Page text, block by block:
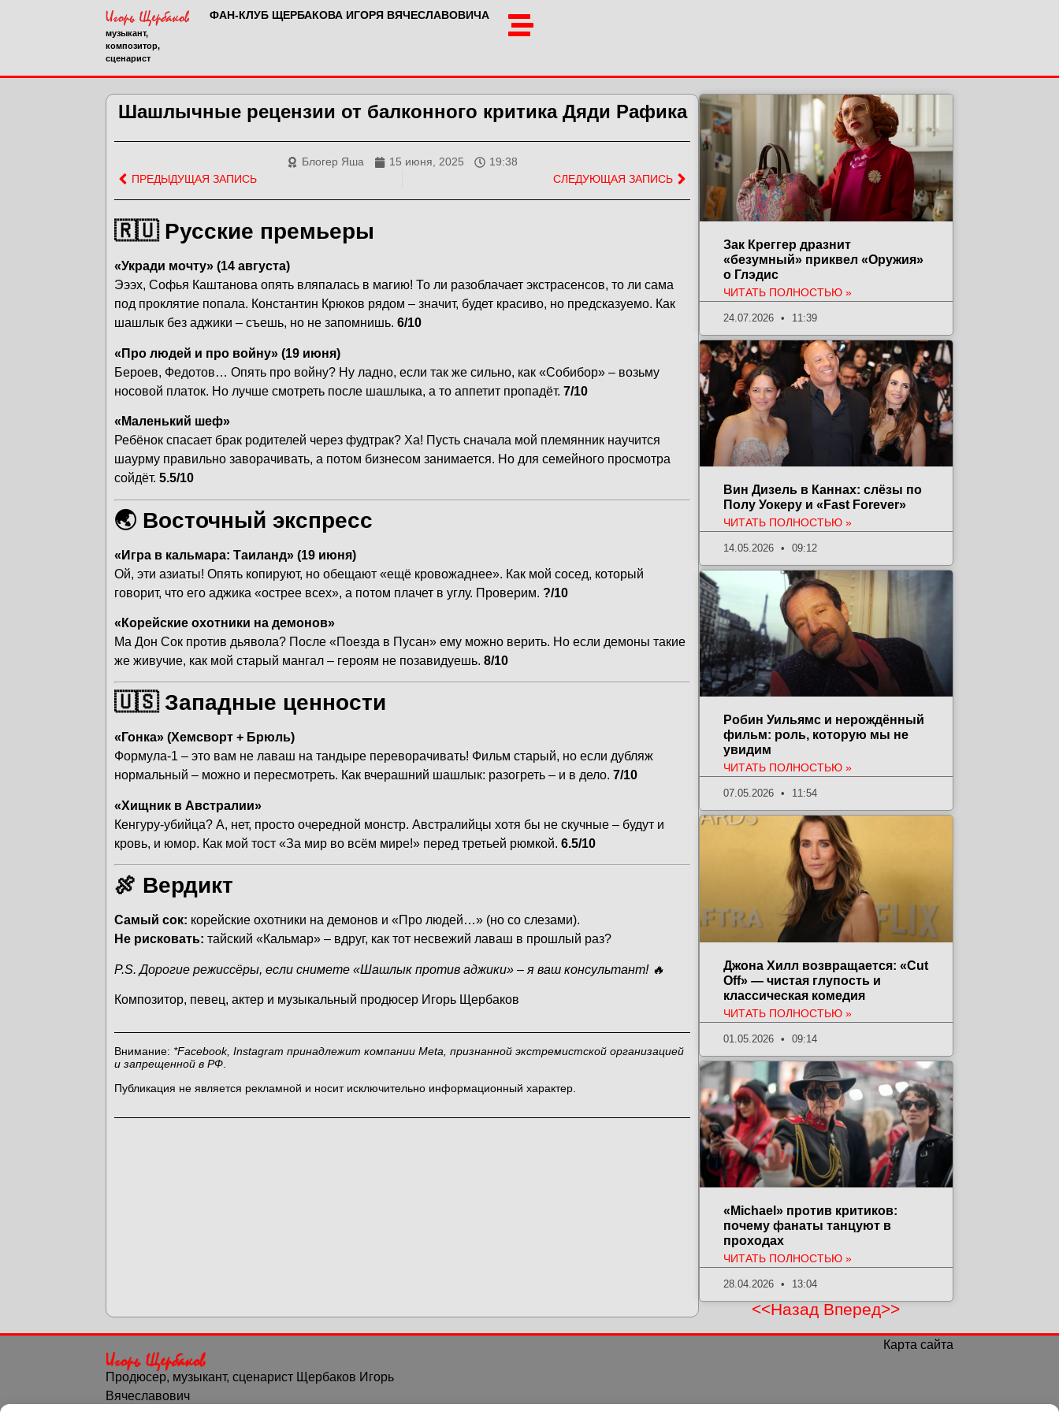
музыкант,
композитор,
сценарист
ФАН-КЛУБ ЩЕРБАКОВА ИГОРЯ ВЯЧЕСЛАВОВИЧА
Шашлычные рецензии от балконного критика Дяди Рафика
Блогер Яша 15 июня, 2025
19:38
ПРЕДЫДУЩАЯ ЗАПИСЬ
СЛЕДУЮЩАЯ ЗАПИСЬ
🇷🇺 Русские премьеры
«Укради мочту» (14 августа)
Эээх, Софья Каштанова опять вляпалась в магию! То ли разоблачает экстрасенсов, то ли сама
под проклятие попала. Константин Крюков рядом – значит, будет красиво, но предсказуемо. Как
шашлык без аджики – съешь, но не запомнишь.6/10
«Про людей и про войну» (19 июня)
Бероев, Федотов… Опять про войну? Ну ладно, если так же сильно, как «Собибор» – возьму
носовой платок. Но лучше смотреть после шашлыка, а то аппетит пропадёт.7/10
«Маленький шеф»
Ребёнок спасает брак родителей через фудтрак? Ха! Пусть сначала мой племянник научится
шаурму правильно заворачивать, а потом бизнесом занимается. Но для семейного просмотра
сойдёт.5.5/10
🌏 Восточный экспресс
«Игра в кальмара: Таиланд» (19 июня)
Ой, эти азиаты! Опять копируют, но обещают «ещё кровожаднее». Как мой сосед, который
говорит, что его аджика «острее всех», а потом плачет в углу. Проверим. ?/10
«Корейские охотники на демонов»
Ма Дон Сок против дьявола? После «Поезда в Пусан» ему можно верить. Но если демоны такие
же живучие, как мой старый мангал – героям не позавидуешь.8/10
🇺🇸 Западные ценности
«Гонка» (Хемсворт + Брюль)
Формула-1 – это вам не лаваш на тандыре переворачивать! Фильм старый, но если дубляж
нормальный – можно и пересмотреть. Как вчерашний шашлык: разогреть – и в дело.7/10
«Хищник в Австралии»
Кенгуру-убийца? А, нет, просто очередной монстр. Австралийцы хотя бы не скучные – будут и
кровь, и юмор. Как мой тост «За мир во всём мире!» перед третьей рюмкой.6.5/10
🍖 Вердикт
Самый сок: корейские охотники на демонов и «Про людей…» (но со слезами).
Не рисковать: тайский «Кальмар» – вдруг, как тот несвежий лаваш в прошлый раз?
P.S. Дорогие режиссёры, если снимете «Шашлык против аджики» – я ваш консультант! 🔥
Композитор, певец, актер и музыкальный продюсер Игорь Щербаков
Внимание: *Facebook, Instagram принадлежит компании Meta, признанной экстремистской организацией
и запрещенной в РФ.
Публикация не является рекламной и носит исключительно информационный характер.
Зак Креггер дразнит
«безумный» приквел «Оружия»
о Глэдис
ЧИТАТЬ ПОЛНОСТЬЮ »
24.07.2026 11:39
Вин Дизель в Каннах: слёзы по
Полу Уокеру и «Fast Forever»
ЧИТАТЬ ПОЛНОСТЬЮ »
14.05.2026 09:12
Робин Уильямс и нерождённый
фильм: роль, которую мы не
увидим
ЧИТАТЬ ПОЛНОСТЬЮ »
07.05.2026 11:54
Джона Хилл возвращается: «Cut
Off» — чистая глупость и
классическая комедия
ЧИТАТЬ ПОЛНОСТЬЮ »
01.05.2026 09:14
«Michael» против критиков:
почему фанаты танцуют в
проходах
ЧИТАТЬ ПОЛНОСТЬЮ »
28.04.2026 13:04
<<Назад Вперед>>
Продюсер, музыкант, сценарист Щербаков Игорь
Вячеславович
Карта сайта